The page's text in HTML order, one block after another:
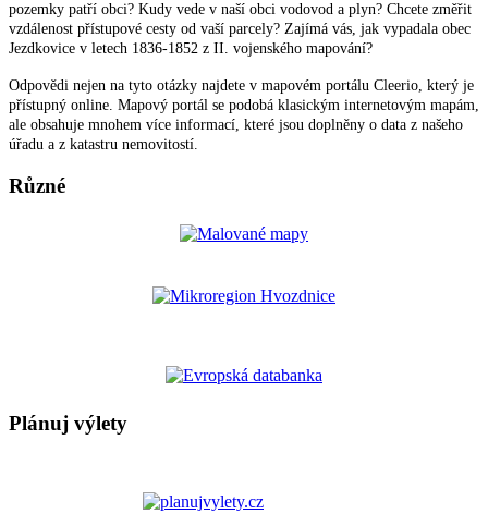
pozemky patří obci? Kudy vede v naší obci vodovod a plyn? Chcete změřit
vzdálenost přístupové cesty od vaší parcely? Zajímá vás, jak vypadala obec
Jezdkovice v letech 1836-1852 z II. vojenského mapování?
Odpovědi nejen na tyto otázky najdete v mapovém portálu Cleerio, který je
přístupný online. Mapový portál se podobá klasickým internetovým mapám,
ale obsahuje mnohem více informací, které jsou doplněny o data z našeho
úřadu a z katastru nemovitostí.
Různé
Plánuj výlety